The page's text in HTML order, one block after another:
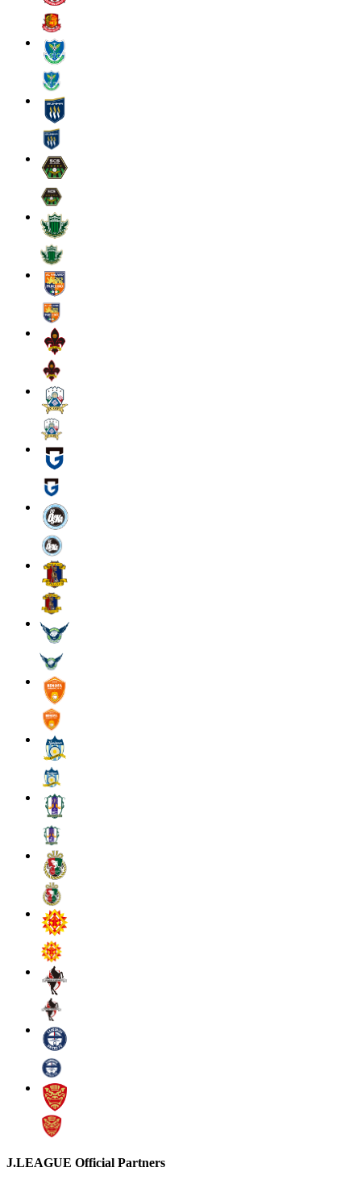
J.LEAGUE Official Partners